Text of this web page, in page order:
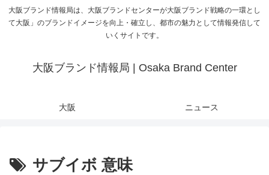
大阪ブランド情報局は、大阪ブランドセンターが大阪ブランド戦略の一環とし
て大阪」のブランドイメージを向上・確立し、都市の魅力として情報発信して
いくサイトです。
大阪ブランド情報局 | Osaka Brand Center
大阪 ニュース
サブイボ 意味